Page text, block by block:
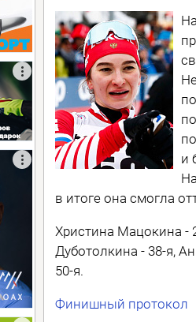
и
в итоге она смогла
Христина Мацокина -
Дуботолкина - 38-я,
50-я.
Финишный протокол